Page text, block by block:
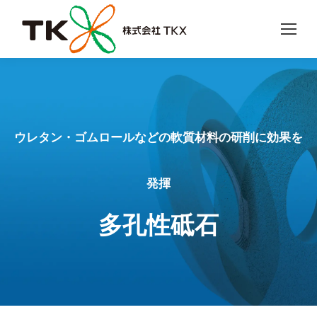
ウレタン・ゴムロールなどの軟質材料の研削に効果を
発揮
多孔性砥石